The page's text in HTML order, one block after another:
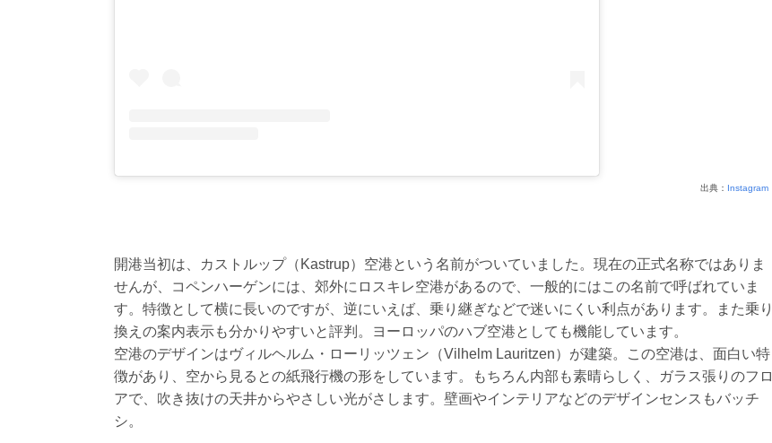
出典： Instagram
開港当初は、カストルップ（Kastrup）空港という名前がついていました。現在の正式名称ではありま
せんが、コペンハーゲンには、郊外にロスキレ空港があるので、一般的にはこの名前で呼ばれていま
す。特徴として横に長いのですが、逆にいえば、乗り継ぎなどで迷いにくい利点があります。また乗り
換えの案内表示も分かりやすいと評判。ヨーロッパのハブ空港としても機能しています。
空港のデザインはヴィルヘルム・ローリッツェン（Vilhelm Lauritzen）が建築。この空港は、面白い特
徴があり、空から見るとの紙飛行機の形をしています。もちろん内部も素晴らしく、ガラス張りのフロ
アで、吹き抜けの天井からやさしい光がさします。壁画やインテリアなどのデザインセンスもバッチ
シ。